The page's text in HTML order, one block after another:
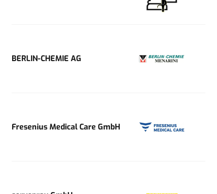
BERLIN-CHEMIE AG
Fresenius Medical Care GmbH